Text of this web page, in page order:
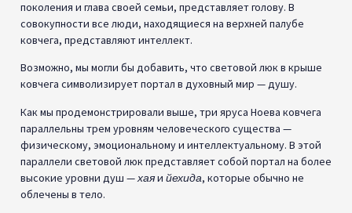
поколения и глава своей семьи, представляет голову. В
совокупности все люди, находящиеся на верхней палубе
ковчега, представляют интеллект.
Возможно, мы могли бы добавить, что световой люк в крыше
ковчега символизирует портал в духовный мир — душу.
Как мы продемонстрировали выше, три яруса Ноева ковчега
параллельны трем уровням человеческого существа —
физическому, эмоциональному и интеллектуальному. В этой
параллели световой люк представляет собой портал на более
высокие уровни душ —хаяи йехида, которые обычно не
облечены в тело.